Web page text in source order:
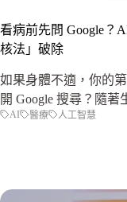
看病前先問 Google？
核法」破除
如果身體不適，你的
開 Google 搜尋？隨
AI 醫療 人工智慧